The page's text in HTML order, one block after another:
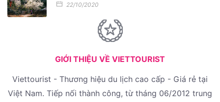
22/10/2020
GIỚI THIỆU VỀ VIETTOURIST
Viettourist - Thương hiệu du lịch cao cấp - Giá rẻ tại
Việt Nam. Tiếp nối thành công, từ tháng 06/2012 trung